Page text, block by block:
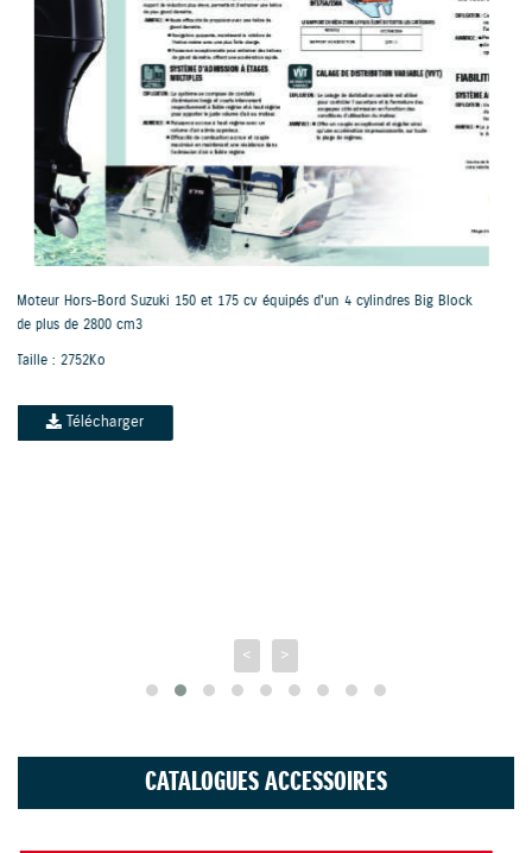
4 cylindres Big Block
Moteur Hors-Bord Suzuki Geki 350 ch à double
< >
CATALOGUES ACCESSOIRES